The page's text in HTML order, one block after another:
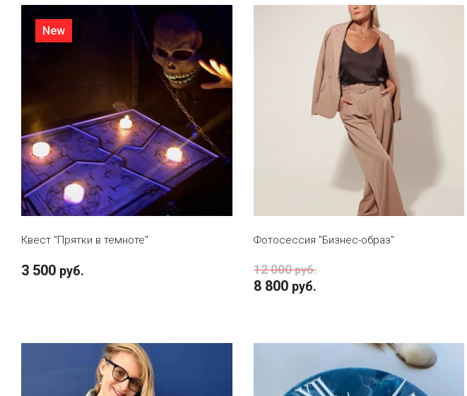
В КОРЗИНУ
New
Квест "Прятки в темноте"
3 500 руб.
В КОРЗИНУ
Фотосессия "Бизнес-образ"
12 000 руб.
8 800 руб.